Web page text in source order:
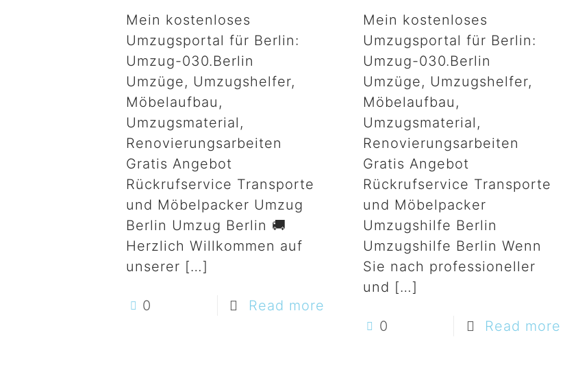
Mein kostenloses
Umzugsportal für Berlin:
Umzug-030.Berlin
Umzüge, Umzugshelfer,
Möbelaufbau,
Umzugsmaterial,
Renovierungsarbeiten
Gratis Angebot
Rückrufservice Transporte
und Möbelpacker Umzug
Berlin Umzug Berlin 🚚
Herzlich Willkommen auf
unserer […]
0 Read more
Mein kostenloses
Umzugsportal für Berlin:
Umzug-030.Berlin
Umzüge, Umzugshelfer,
Möbelaufbau,
Umzugsmaterial,
Renovierungsarbeiten
Gratis Angebot
Rückrufservice Transporte
und Möbelpacker
Umzugshilfe Berlin
Umzugshilfe Berlin Wenn
Sie nach professioneller
und […]
0 Read more